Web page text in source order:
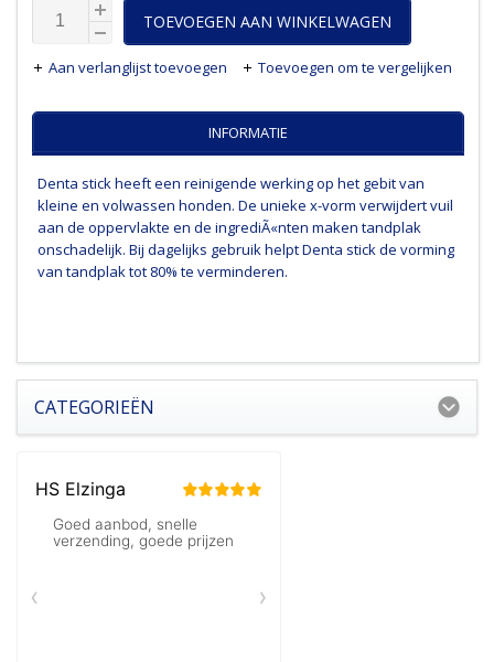
TOEVOEGEN AAN WINKELWAGEN
Aan verlanglijst toevoegen Toevoegen om te vergelijken
INFORMATIE
Denta stick heeft een reinigende werking op het gebit van
kleine en volwassen honden. De unieke x-vorm verwijdert vuil
aan de oppervlakte en de ingrediÃ«nten maken tandplak
onschadelijk. Bij dagelijks gebruik helpt Denta stick de vorming
van tandplak tot 80% te verminderen.
CATEGORIEËN